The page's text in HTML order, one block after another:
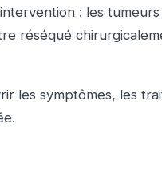
: les
réséqué
les symptômes, les
.